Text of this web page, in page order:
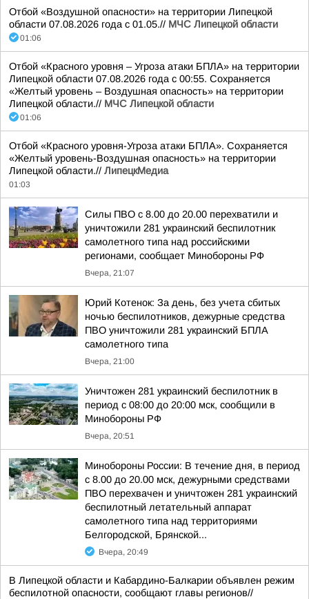
Отбой «Воздушной опасности» на территории Липецкой
области 07.08.2026 года с 01.05.// МЧС Липецкой области
01:06
Отбой «Красного уровня – Угроза атаки БПЛА» на территории
Липецкой области 07.08.2026 года с 00:55. Сохраняется
«Желтый уровень – Воздушная опасность» на территории
Липецкой области.// МЧС Липецкой области
01:06
Отбой «Красного уровня-Угроза атаки БПЛА». Сохраняется
«Желтый уровень-Воздушная опасность» на территории
Липецкой области.// ЛипецкМедиа
01:03
Силы ПВО с 8.00 до 20.00 перехватили и
уничтожили 281 украинский беспилотник
самолетного типа над российскими
регионами, сообщает Минобороны РФ
Вчера, 21:07
Юрий Котенок: За день, без учета сбитых
ночью беспилотников, дежурные средства
ПВО уничтожили 281 украинский БПЛА
самолетного типа
Вчера, 21:00
Уничтожен 281 украинский беспилотник в
период с 08:00 до 20:00 мск, сообщили в
Минобороны РФ
Вчера, 20:51
Минобороны России: В течение дня, в период
с 8.00 до 20.00 мск, дежурными средствами
ПВО перехвачен и уничтожен 281 украинский
беспилотный летательный аппарат
самолетного типа над территориями
Белгородской, Брянской...
Вчера, 20:49
В Липецкой области и Кабардино-Балкарии объявлен режим
беспилотной опасности, сообщают главы регионов//